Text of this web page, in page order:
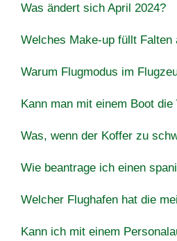
Was ändert sich April 2024?
Welches Make-up füllt Falten
Warum Flugmodus im
Kann man mit einem Boot
Was, wenn der Koffer zu
Wie beantrage ich einen
Welcher Flughafen hat die
Kann ich mit einem